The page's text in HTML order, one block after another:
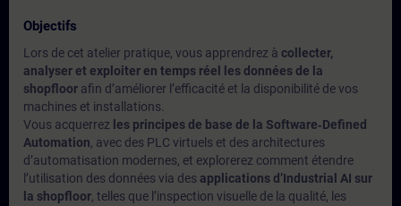
Objectifs
Lors de cet atelier pratique, vous apprendrez à collecter,
analyser et exploiter en temps réel les données de la
shopfloor afin d’améliorer l’efficacité et la disponibilité de vos
machines et installations.
Vous acquerrez les principes de base de la Software‑Defined
Automation, avec des PLC virtuels et des architectures
d’automatisation modernes, et explorerez comment étendre
l’utilisation des données via des applications d’Industrial AI sur
la shopfloor, telles que l’inspection visuelle de la qualité, les